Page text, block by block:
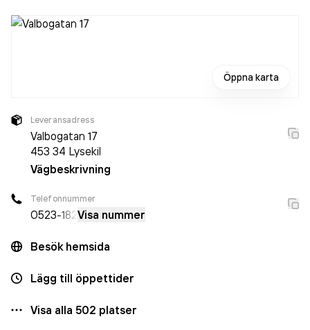
Öppna karta
Leveransadress
Valbogatan 17
453 34 Lysekil
Vägbeskrivning
Telefonnummer
0523-182Visa nummer
Besök hemsida
Lägg till öppettider
Visa alla 502 platser